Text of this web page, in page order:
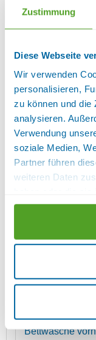
Zustimmung
Diese Webseite
Wir verwenden
personalisieren,
zu können und die
analysieren.
Verwendung
soziale Medien,
Partner führen
weiteren Daten
gesammelt haben.
im Zimmer
Ausstattung:1
Bettwäsche